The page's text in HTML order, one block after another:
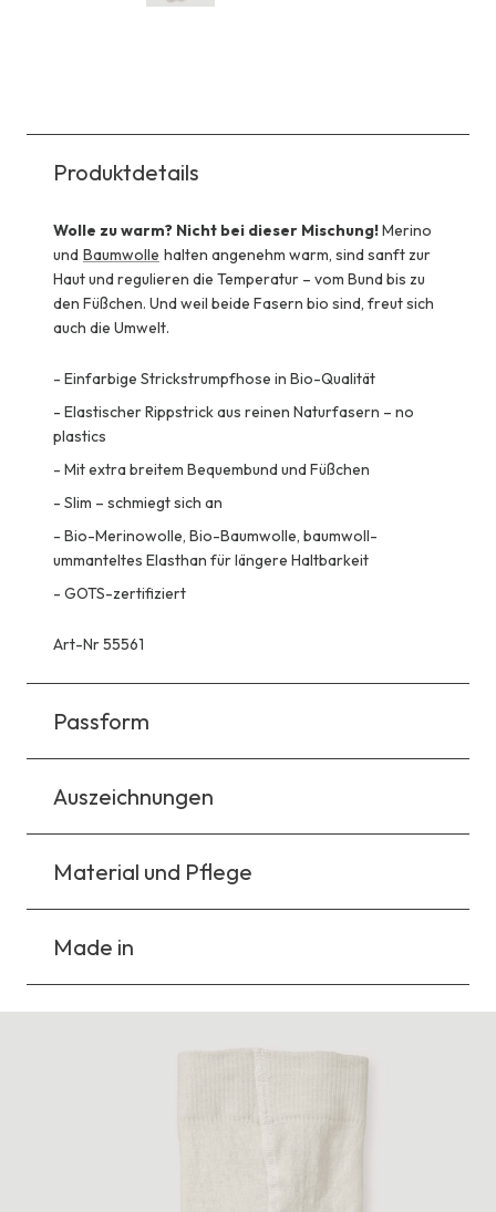
Produktdetails
Wolle zu warm? Nicht bei dieser Mischung!Merino
und Baumwolle halten angenehm warm, sind sanft zur
Haut und regulieren die Temperatur – vom Bund bis zu
den Füßchen. Und weil beide Fasern bio sind, freut sich
auch die Umwelt.
- Einfarbige Strickstrumpfhose in Bio-Qualität
- Elastischer Rippstrick aus reinen Naturfasern – no
plastics
- Mit extra breitem Bequembund und Füßchen
- Slim – schmiegt sich an
- Bio-Merinowolle, Bio-Baumwolle, baumwoll-
ummanteltes Elasthan für längere Haltbarkeit
- GOTS-zertifiziert
Art-Nr 55561
Passform
Auszeichnungen
Material und Pflege
Made in